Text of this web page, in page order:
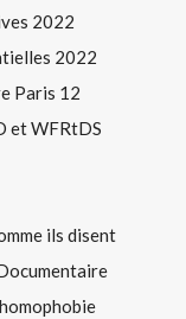
2022
2022
Paris 12
et WFRtDS
ils disent